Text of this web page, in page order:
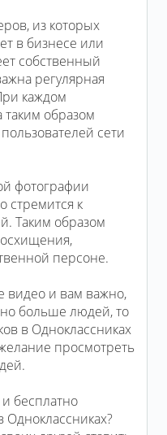
из которых
в бизнесе или
собственный
регулярная
каждом
образом
сети
фотографии
стремится к
Таким образом
персоне.
видео и вам важно,
больше людей, то
в Одноклассниках
просмотреть
бесплатно
Одноклассниках?